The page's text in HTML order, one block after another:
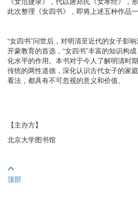
此次整理《女四书》，即将上述五种作品一
“女四书”问世后，对明清至近代的女子影
开蒙教育的首选，“女四书”丰富的知识构
化水平的作用。本书对于今人了解明清时
传统的两性道德，深化认识古代女子的家
看法，都具有不可忽视的意义和价值。
【主办方】
北京大学图书馆
顶部